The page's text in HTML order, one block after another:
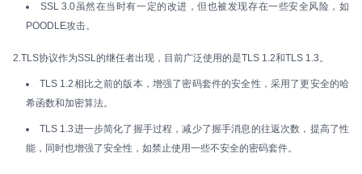
SSL 3.0虽然在当时有一定的改进，但也被发现存在一些安全风险，如
POODLE攻击。
2.TLS协议作为SSL的继任者出现，目前广泛使用的是TLS 1.2和TLS 1.3。
TLS 1.2相比之前的版本，增强了密码套件的安全性，采用了更安全的哈
希函数和加密算法。
TLS 1.3进一步简化了握手过程，减少了握手消息的往返次数，提高了性
能，同时也增强了安全性，如禁止使用一些不安全的密码套件。